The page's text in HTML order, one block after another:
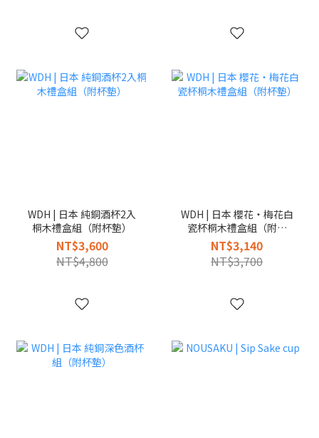
WDH | 日本 純銅酒杯2入
桐木禮盒組（附杯墊）
NT$3,600
NT$4,800
WDH | 日本 櫻花・梅花白
瓷杯桐木禮盒組（附杯
墊）
NT$3,140
NT$3,700